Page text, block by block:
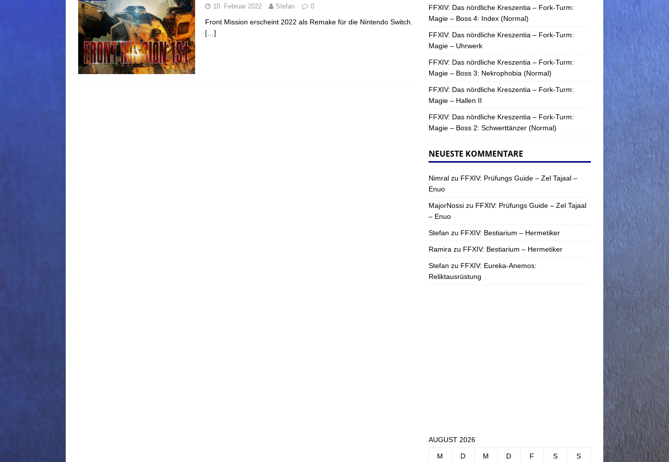
[ 5. August 2026 ]
(Normal) FINAL FANTASY
[ 5. August 2026 ]
FINAL FANTASY
10. Februar 2022 Stefan 0
Front Mission erscheint 2022 als Remake für die Nintendo Switch.
[…]
FFXIV: Das nördliche Kreszentia – Fork-Turm:
Magie – Boss 4: Index (Normal)
FFXIV: Das nördliche Kreszentia – Fork-Turm:
Magie – Uhrwerk
FFXIV: Das nördliche Kreszentia – Fork-Turm:
Magie – Boss 3: Nekrophobia (Normal)
FFXIV: Das nördliche Kreszentia – Fork-Turm:
Magie – Hallen II
FFXIV: Das nördliche Kreszentia – Fork-Turm:
Magie – Boss 2: Schwerttänzer (Normal)
NEUESTE KOMMENTARE
Nimralzu FFXIV: Prüfungs Guide – Zel Tajaal –
Enuo
MajorNossizu FFXIV: Prüfungs Guide – Zel Tajaal
– Enuo
Stefan zu FFXIV: Bestiarium – Hermetiker
Ramira zu FFXIV: Bestiarium – Hermetiker
Stefan zu FFXIV: Eureka-Anemos:
Reliktausrüstung
AUGUST 2026
M D M D F S S